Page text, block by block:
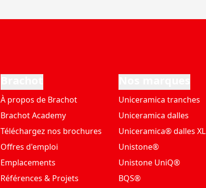
À propos de Brachot
Brachot Academy
Téléchargez nos brochures
Offres d'emploi
Emplacements
Références & Projets
Uniceramica tranches
Uniceramica dalles
Uniceramica® dalles XL
Unistone®
Unistone UniQ®
BQS®